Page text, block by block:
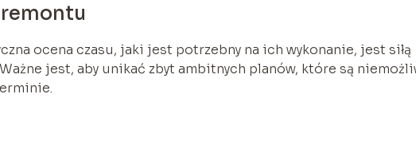
remontu
ocena czasu, jaki jest potrzebny na ich wykonanie, jest siłą
jest, aby unikać zbyt ambitnych planów, które są